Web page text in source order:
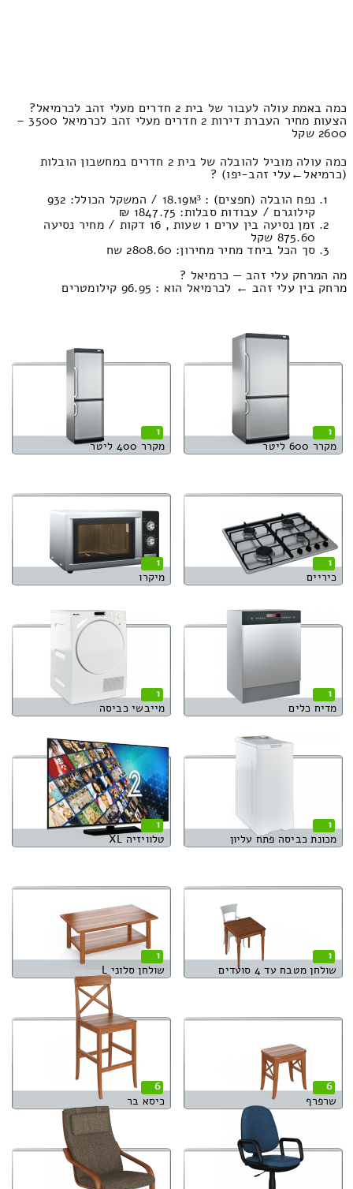
כמה באמת עולה לעבור של בית 2 חדרים מעלי זהב לכרמיאל?
הצעות מחיר העברת דירות 2 חדרים מעלי זהב לכרמיאל 3500 –
2600 שקל
כמה עולה מוביל להובלה של בית 2 חדרים במחשבון הובלות
(כרמיאל‎←‏עלי זהב-יפו) ?
נפח הובלה (חפצים) : 18.19м³ / המשקל הכולל: 932
קילוגרם / עבודות סבלות: 1847.75 ₪
זמן נסיעה בין ערים 1 שעות , 16 דקות / מחיר נסיעה
875.60 שקל
סך הכל ביחד מחיר מחירון: 2808.60 שח
מה המרחק עלי זהב — כרמיאל ?
מרחק בין עלי זהב ← לכרמיאל הוא : 96.95 קילומטרים
1
מקרר 600 ליטר
1
מקרר 400 ליטר
1
כיריים
1
מיקרו
1
מדיח כלים
1
מייבשי כביסה
1
מכונת כביסה פתח עליון
1
טלוויזיה XL
1
שולחן מטבח עד 4 סועדים
1
שולחן סלוני L
6
שרפרף
6
כיסא בר